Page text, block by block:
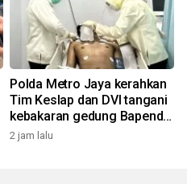
Polda Metro Jaya kerahkan
Tim Keslap dan DVI tangani
kebakaran gedung Bapenda
DKI
2 jam lalu